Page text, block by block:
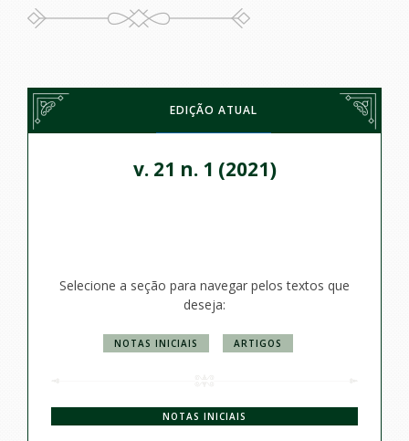
EDIÇÃO ATUAL
v. 21 n. 1 (2021)
Selecione a seção para navegar pelos textos que
deseja:
NOTAS INICIAIS ARTIGOS
NOTAS INICIAIS